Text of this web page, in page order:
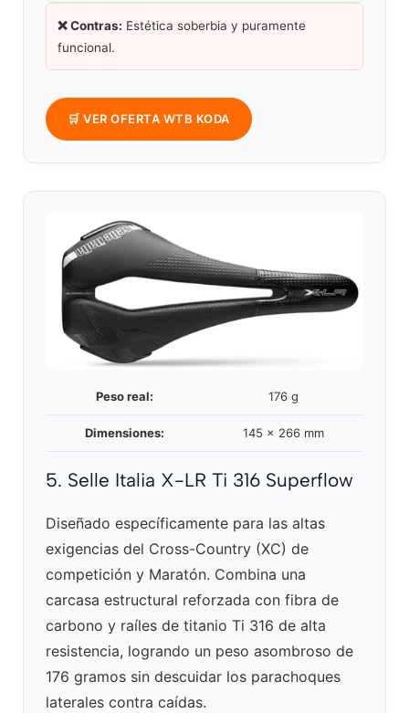
❌ Contras: Estética soberbia y puramente
funcional.
🛒 VER OFERTA WTB KODA
Peso real: 176 g
Dimensiones: 145 x 266 mm
5. Selle Italia X-LR Ti 316 Superflow
Diseñado específicamente para las altas
exigencias del Cross-Country (XC) de
competición y Maratón. Combina una
carcasa estructural reforzada con fibra de
carbono y raíles de titanio Ti 316 de alta
resistencia, logrando un peso asombroso de
176 gramos sin descuidar los parachoques
laterales contra caídas.